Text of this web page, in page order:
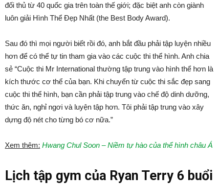
đối thủ từ 40 quốc gia trên toàn thế giới; đặc biệt anh còn giành
luôn giải Hình Thể Đẹp Nhất (the Best Body Award).
Sau đó thì mọi người biết rồi đó, anh bắt đầu phải tập luyện nhiều
hơn để có thể tự tin tham gia vào các cuộc thi thể hình. Anh chia
sẻ “Cuộc thi Mr International thường tập trung vào hình thể hơn là
kích thước cơ thể của bạn. Khi chuyển từ cuộc thi sắc đẹp sang
cuộc thi thể hình, bạn cần phải tập trung vào chế độ dinh dưỡng,
thức ăn, nghỉ ngơi và luyện tập hơn. Tôi phải tập trung vào xây
dựng độ nét cho từng bó cơ nữa.”
Xem thêm: Hwang Chul Soon – Niềm tự hào của thể hình châu Á
Lịch tập gym của Ryan Terry 6 buổi